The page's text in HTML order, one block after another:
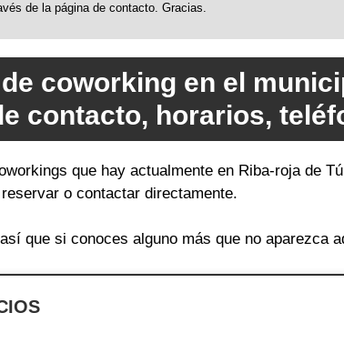
de la página de contacto. Gracias.
coworking en el
contacto, horarios,
que hay actualmente en Riba-roja de
o contactar directamente.
que si conoces alguno más que no aparezca